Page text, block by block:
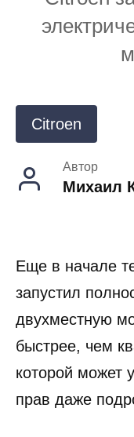
Citroen
Автор
Михаил
Еще в начале
запустил
двухместную
быстрее, чем
которой может
прав даже